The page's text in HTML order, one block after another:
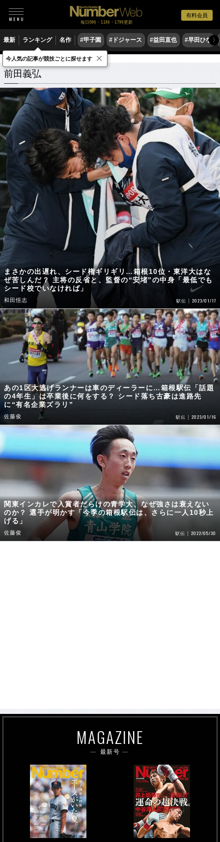
有料会員
毎日6時・11時・17時更新
最新 ランキング 名作 #甲子園 #ドジャース #益田直也 #早田ひな 〉
前田義弘 関連記事
前田義弘
まさかの出遅れ、シード権ギリギリ…箱根10位・東洋大はな
ぜ苦しんだ？ 主将の反省と、監督の“安堵”の中身「最低でも
シード校でいなければ」
和田悟志 駅伝 2023/01/17
あの1区大逃げランナーは車のディーラーに…箱根駅伝「話題
の4年生」は卒業後に何をする？ シード落ち古豪は進路先
に“有名企業ズラリ”
佐藤俊 駅伝 2023/01/16
関東インカレで入賞者だらけの青学大、なぜ強さは衰えない
のか？ 選手が明かす「今季の箱根駅伝は、さらに一人10秒上
げる」
佐藤俊 駅伝 2022/05/30
MAGAZINE
最新号
今人気の記事が競技ごとに探せます ×